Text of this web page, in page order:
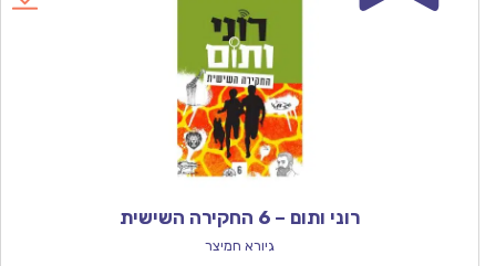
רוני ותום – 6 החקירה השישית
גיורא חמיצר